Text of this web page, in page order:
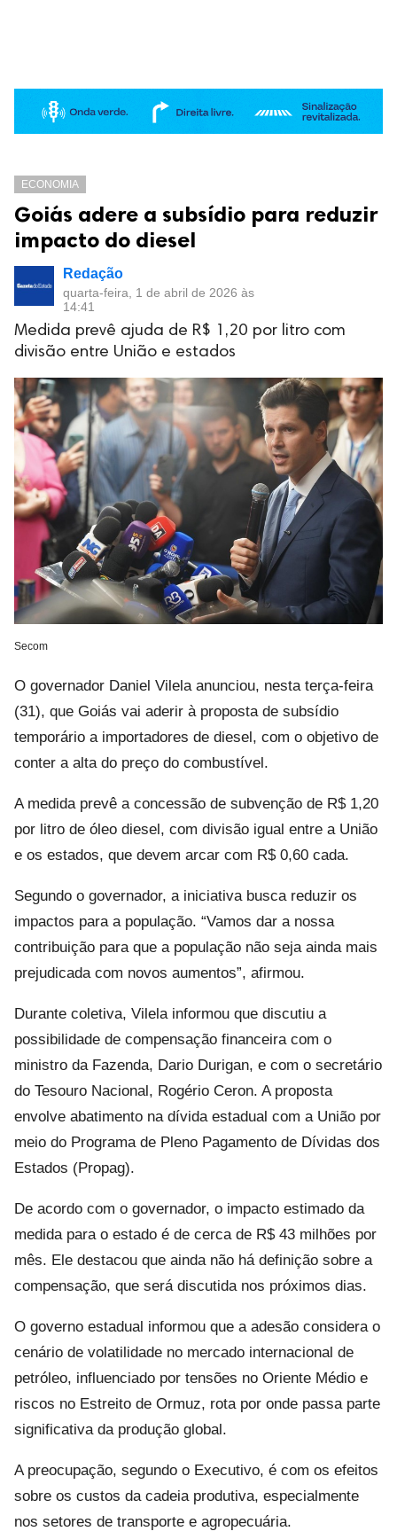
ECONOMIA
Goiás adere a subsídio para reduzir
impacto do diesel
Redação
quarta-feira, 1 de abril de 2026 às
14:41
Medida prevê ajuda de R$ 1,20 por litro com
divisão entre União e estados
Secom
O governador Daniel Vilela anunciou, nesta terça-feira
(31), que Goiás vai aderir à proposta de subsídio
temporário a importadores de diesel, com o objetivo de
conter a alta do preço do combustível.
A medida prevê a concessão de subvenção de R$ 1,20
por litro de óleo diesel, com divisão igual entre a União
e os estados, que devem arcar com R$ 0,60 cada.
Segundo o governador, a iniciativa busca reduzir os
impactos para a população. “Vamos dar a nossa
contribuição para que a população não seja ainda mais
prejudicada com novos aumentos”, afirmou.
Durante coletiva, Vilela informou que discutiu a
possibilidade de compensação financeira com o
ministro da Fazenda, Dario Durigan, e com o secretário
do Tesouro Nacional, Rogério Ceron. A proposta
envolve abatimento na dívida estadual com a União por
meio do Programa de Pleno Pagamento de Dívidas dos
Estados (Propag).
De acordo com o governador, o impacto estimado da
medida para o estado é de cerca de R$ 43 milhões por
mês. Ele destacou que ainda não há definição sobre a
compensação, que será discutida nos próximos dias.
O governo estadual informou que a adesão considera o
cenário de volatilidade no mercado internacional de
petróleo, influenciado por tensões no Oriente Médio e
riscos no Estreito de Ormuz, rota por onde passa parte
significativa da produção global.
A preocupação, segundo o Executivo, é com os efeitos
sobre os custos da cadeia produtiva, especialmente
nos setores de transporte e agropecuária.